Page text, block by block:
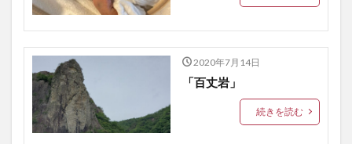
2020年7月14日
「百丈岩」
続きを読む